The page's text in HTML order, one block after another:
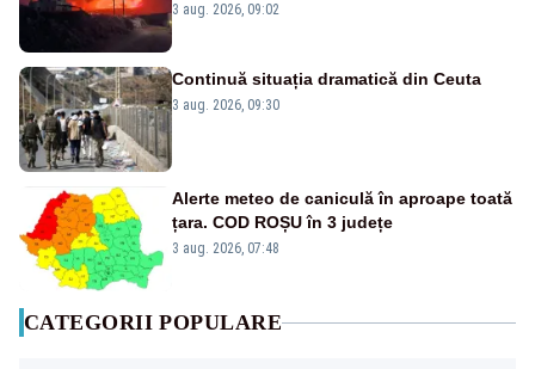
evacuate pe mare, drumuri blocate de
3 aug. 2026, 09:02
Continuă situația dramatică din Ceuta
3 aug. 2026, 09:30
Alerte meteo de caniculă în aproape toată
țara. COD ROȘU în 3 județe
3 aug. 2026, 07:48
CATEGORII POPULARE